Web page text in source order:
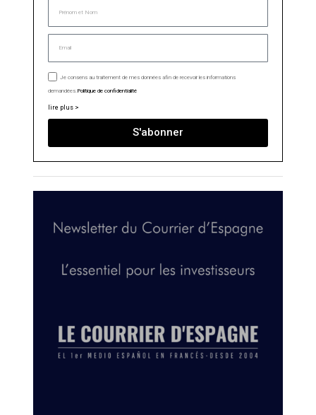
Je consens au traitement de mes données afin de recevoir les informations
demandées. Politique de confidentialité
lire plus >
S'abonner